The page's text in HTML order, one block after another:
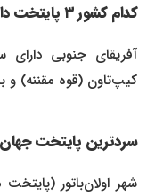
کدام کشور ۳ پایتخت دارد؟
آفریقای جنوبی دارای
کیپ‌تاون (قوه مقننه) و
سردترین پایتخت جهان
شهر اولان‌باتور (پایتخت